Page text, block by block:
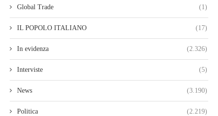
Global Trade (1)
IL POPOLO ITALIANO (17)
In evidenza (2.326)
Interviste (5)
News (3.190)
Politica (2.219)